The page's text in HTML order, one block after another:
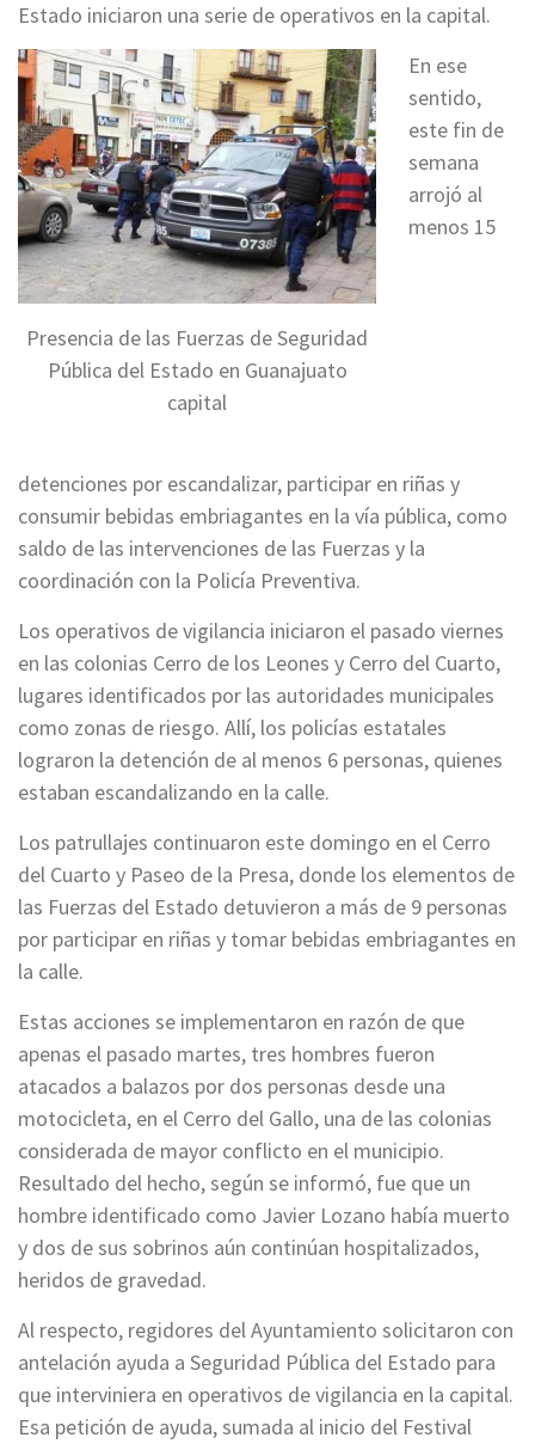
Estado iniciaron una serie de operativos en la capital.
Presencia de las Fuerzas de Seguridad
Pública del Estado en Guanajuato
capital
En ese
sentido,
este fin de
semana
arrojó al
menos 15
detenciones por escandalizar, participar en riñas y
consumir bebidas embriagantes en la vía pública, como
saldo de las intervenciones de las Fuerzas y la
coordinación con la Policía Preventiva.
Los operativos de vigilancia iniciaron el pasado viernes
en las colonias Cerro de los Leones y Cerro del Cuarto,
lugares identificados por las autoridades municipales
como zonas de riesgo. Allí, los policías estatales
lograron la detención de al menos 6 personas, quienes
estaban escandalizando en la calle.
Los patrullajes continuaron este domingo en el Cerro
del Cuarto y Paseo de la Presa, donde los elementos de
las Fuerzas del Estado detuvieron a más de 9 personas
por participar en riñas y tomar bebidas embriagantes en
la calle.
Estas acciones se implementaron en razón de que
apenas el pasado martes, tres hombres fueron
atacados a balazos por dos personas desde una
motocicleta, en el Cerro del Gallo, una de las colonias
considerada de mayor conflicto en el municipio.
Resultado del hecho, según se informó, fue que un
hombre identificado como Javier Lozano había muerto
y dos de sus sobrinos aún continúan hospitalizados,
heridos de gravedad.
Al respecto, regidores del Ayuntamiento solicitaron con
antelación ayuda a Seguridad Pública del Estado para
que interviniera en operativos de vigilancia en la capital.
Esa petición de ayuda, sumada al inicio del Festival